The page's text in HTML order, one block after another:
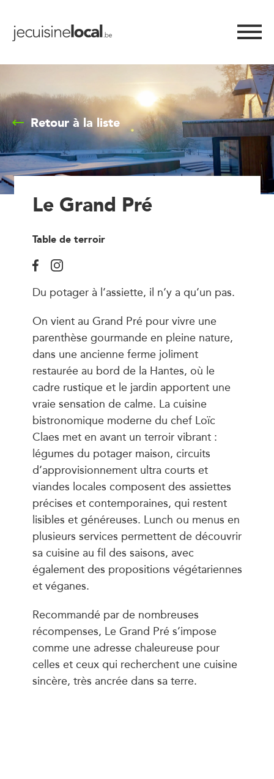
Retour à la liste
Le Grand Pré
Table de terroir
Du potager à l’assiette, il n’y a qu’un pas.
On vient au Grand Pré pour vivre une
parenthèse gourmande en pleine nature,
dans une ancienne ferme joliment
restaurée au bord de la Hantes, où le
cadre rustique et le jardin apportent une
vraie sensation de calme. La cuisine
bistronomique moderne du chef Loïc
Claes met en avant un terroir vibrant :
légumes du potager maison, circuits
d’approvisionnement ultra courts et
viandes locales composent des assiettes
précises et contemporaines, qui restent
lisibles et généreuses. Lunch ou menus en
plusieurs services permettent de découvrir
sa cuisine au fil des saisons, avec
également des propositions végétariennes
et véganes.
Recommandé par de nombreuses
récompenses, Le Grand Pré s’impose
comme une adresse chaleureuse pour
celles et ceux qui recherchent une cuisine
sincère, très ancrée dans sa terre.